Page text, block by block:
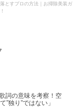
とすプロの方法｜お掃除美装ガ
詞の意味を考察！空
”独り”ではない」